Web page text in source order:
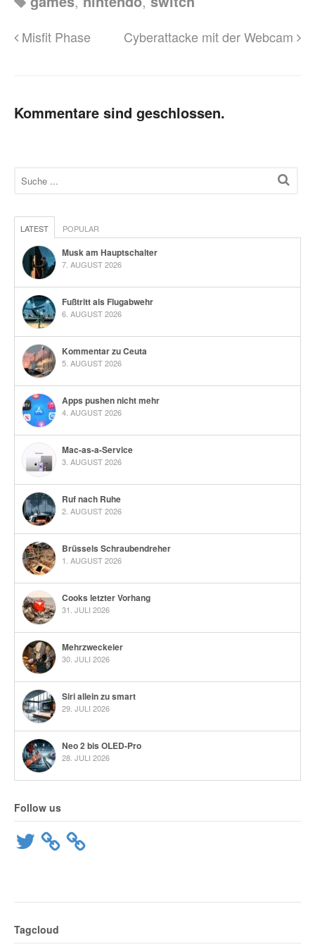
Misfit Phase Cyberattacke mit der Webcam
Kommentare sind geschlossen.
LATEST POPULAR
Musk am Hauptschalter
7. AUGUST 2026
Fußtritt als Flugabwehr
6. AUGUST 2026
Kommentar zu Ceuta
5. AUGUST 2026
Apps pushen nicht mehr
4. AUGUST 2026
Mac-as-a-Service
3. AUGUST 2026
Ruf nach Ruhe
2. AUGUST 2026
Brüssels Schraubendreher
1. AUGUST 2026
Cooks letzter Vorhang
31. JULI 2026
Mehrzweckeier
30. JULI 2026
Siri allein zu smart
29. JULI 2026
Neo 2 bis OLED-Pro
28. JULI 2026
Follow us
Twitter
Tagcloud